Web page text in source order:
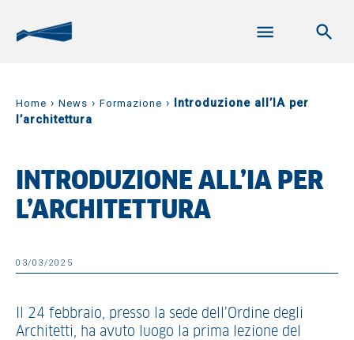
Home › News › Formazione ›
Introduzione all’IA per
l’architettura
INTRODUZIONE ALL’IA PER
L’ARCHITETTURA
03/03/2025
Il 24 febbraio, presso la sede dell’Ordine degli
Architetti, ha avuto luogo la prima lezione del